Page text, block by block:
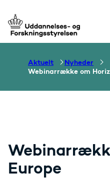
Gå til forsiden
Aktuelt
Nyheder
Webinarrække om
Europe